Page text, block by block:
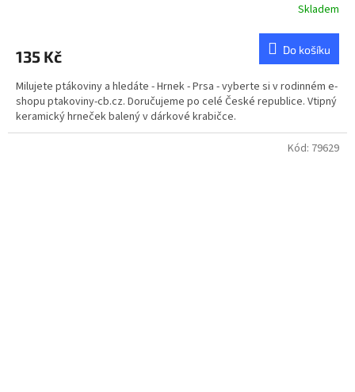
je
z
5
hvězdiček.
Skladem
135 Kč Do košíku
Milujete ptákoviny a hledáte - Hrnek - Prsa - vyberte si v rodinném e-
shopu ptakoviny-cb.cz. Doručujeme po celé České republice. Vtipný
keramický hrneček balený v dárkové krabičce.
Kód: 79629